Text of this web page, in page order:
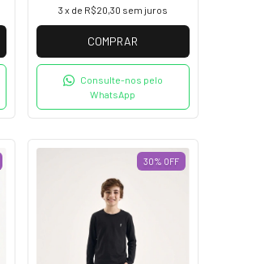
3 x de R$20,30 sem juros
COMPRAR
Consulte-nos pelo
WhatsApp
30% OFF